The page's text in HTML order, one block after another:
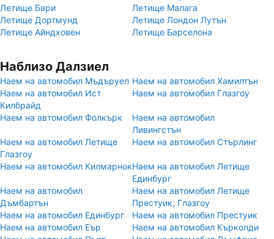
Летище Бари
Летище Малага
Летище Дортмунд
Летище Лондон Лутън
Летище Айндховен
Летище Барселона
Наблизо Далзиел
Наем на автомобил Мъдъруел Наем на автомобил Хамилтън
Наем на автомобил Ист
Килбрайд
Наем на автомобил Глазгоу
Наем на автомобил Фолкърк
Наем на автомобил
Ливингстън
Наем на автомобил Летище
Глазгоу
Наем на автомобил Стърлинг
Наем на автомобил КилмарнокНаем на автомобил Летище
Единбург
Наем на автомобил
Дъмбартън
Наем на автомобил Летище
Престуик, Глазгоу
Наем на автомобил Единбург
Наем на автомобил Престуик
Наем на автомобил Еър
Наем на автомобил Кърколди